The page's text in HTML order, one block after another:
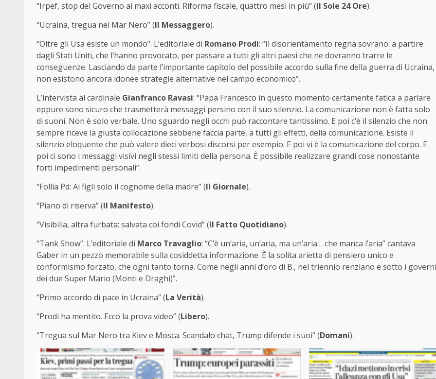
“Irpef, stop del Governo ai maxi acconti. Riforma fiscale, quattro mesi in più” (Il Sole 24 Ore).
“Ucraina, tregua nel Mar Nero” (Il Messaggero).
“Oltre gli Usa esiste un mondo”. L’editoriale di Romano Prodi: “Il disorientamento regna sovrano: a partire
dagli Stati Uniti, che l’hanno provocato, per passare a tutti gli altri paesi che ne dovranno trarre le
conseguenze. Lasciando da parte l’importante capitolo del possibile accordo sulla fine della guerra di Ucraina,
non esistono ancora idonee strategie alternative nel campo economico”.
L’intervista al cardinale Gianfranco Ravasi: “Papa Francesco in questo momento certamente fatica a parlare
eppure sono sicuro che trasmetterà messaggi persino con il suo silenzio. La comunicazione non è fatta solo
di suoni. Non è solo verbale. Uno sguardo negli occhi può raccontare tantissimo. E poi c’è il silenzio che non
sempre riceve la giusta collocazione sebbene faccia parte, a tutti gli effetti, della comunicazione. Esiste il
silenzio eloquente che può valere dieci verbosi discorsi per esempio. E poi vi è la comunicazione del corpo. E
poi ci sono i messaggi visivi negli stessi limiti della persona. È possibile realizzare grandi cose nonostante
forti impedimenti personali”.
“Follia Pd: Ai figli solo il cognome della madre” (Il Giornale).
“Piano di riserva” (Il Manifesto).
“Visibilia, altra furbata: salvata coi fondi Covid” (Il Fatto Quotidiano).
“Tank Show”. L’editoriale di Marco Travaglio: “C’è un’aria, un’aria, ma un’aria… che manca l’aria” cantava
Gaber in un pezzo memorabile sulla cosiddetta informazione. È la solita arietta di pensiero unico e
conformismo forzato, che ogni tanto torna. Come negli anni d’oro di B., nel triennio renziano e sotto i governi
dei due Super Mario (Monti e Draghi)”.
“Primo accordo di pace in Ucraina” (La Verità).
“Prodi ha mentito. Ecco la prova video” (Libero).
“Tregua sul Mar Nero tra Kiev e Mosca. Scandalo chat, Trump difende i suoi” (Domani).